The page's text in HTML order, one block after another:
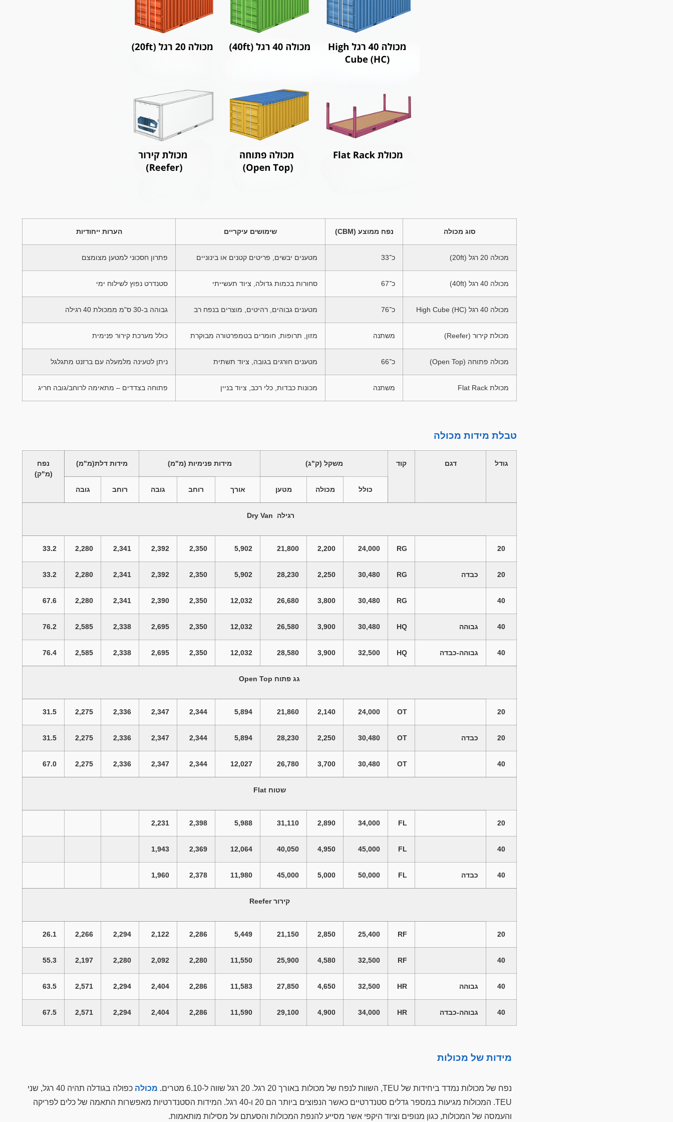
סוג מכולה נפח ממוצע (CBM) שימושים עיקריים הערות ייחודיות
מכולה 20 רגל (20ft) כ־33 מטענים יבשים, פריטים קטנים או בינוניים פתרון חסכוני למטען מצומצם
מכולה 40 רגל (40ft) כ־67 סחורות בכמות גדולה, ציוד תעשייתי סטנדרט נפוץ לשילוח ימי
מכולה 40 רגל High Cube (HC) כ־76 מטענים גבוהים, רהיטים, מוצרים בנפח רב גבוהה ב-30 ס"מ ממכולת 40 רגילה
מכולת קירור (Reefer) משתנה מזון, תרופות, חומרים בטמפרטורה מבוקרת כולל מערכת קירור פנימית
מכולה פתוחה (Open Top) כ־66 מטענים חורגים בגובה, ציוד תשתית ניתן לטעינה מלמעלה עם ברזנט מתגלגל
מכולת Flat Rack משתנה מכונות כבדות, כלי רכב, ציוד בניין פתוחה בצדדים – מתאימה לרוחב/גובה חריג
טבלת מידות מכולה
גודל דגם קוד משקל (ק"ג) מידות פנימיות (מ"מ) מידות דלת(מ"מ)
נפח
(מ"ק)
כולל
מכולה מטען אורך רוחב גובה רוחב גובה
רגילה
20
RG
24,000
2,200
21,800
5,902
2,350
2,392
2,341
2,280
33.2
20 כבדה RG
30,480
2,250
28,230
5,902
2,350
2,392
2,341
2,280
33.2
40
RG
30,480
3,800
26,680
12,032
2,350
2,390
2,341
2,280
67.6
40 גבוהה HQ
30,480
3,900
26,580
12,032
2,350
2,695
2,338
2,585
76.2
40 גבוהה-כבדה HQ
32,500
3,900
28,580
12,032
2,350
2,695
2,338
2,585
76.4
גג פתוח Open Top
20
OT
24,000
2,140
21,860
5,894
2,344
2,347
2,336
2,275
31.5
20 כבדה OT
30,480
2,250
28,230
5,894
2,344
2,347
2,336
2,275
31.5
40
OT
30,480
3,700
26,780
12,027
2,344
2,347
2,336
2,275
67.0
שטוח Flat
20
FL
34,000
2,890
31,110
5,988
2,398
2,231
40
FL
45,000
4,950
40,050
12,064
2,369
1,943
40 כבדה FL
50,000
5,000
45,000
11,980
2,378
1,960
קירורReefer
20
RF
25,400
2,850
21,150
5,449
2,286
2,122
2,294
2,266
26.1
40
RF
32,500
4,580
25,900
11,550
2,280
2,092
2,280
2,197
55.3
40 גבוהה HR
32,500
4,650
27,850
11,583
2,286
2,404
2,294
2,571
63.5
40 גבוהה-כבדה HR
34,000
4,900
29,100
11,590
2,286
2,404
2,294
2,571
67.5
מידות של מכולות
נפח של מכולות נמדד ביחידות של TEU, השוות לנפח של מכולות באורך 20 רגל. 20 רגל שווה ל-6.10 מטרים. מכולה
כפולה בגודלה תהיה 40 רגל, שני
TEU. המכולות מגיעות במספר גדלים סטנדרטיים כאשר הנפוצים ביותר הם 20 ו-40 רגל. המידות הסטנדרטיות מאפשרות התאמה של כלים לפריקה
והעמסה של המכולות, כגון מנופים וציוד היקפי אשר מסייע להנפת המכולות והסעתם על מסילות מותאמות.